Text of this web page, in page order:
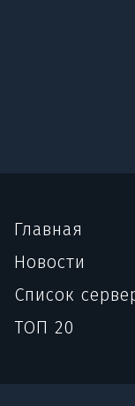
Главная
Новости
Список
ТОП 20